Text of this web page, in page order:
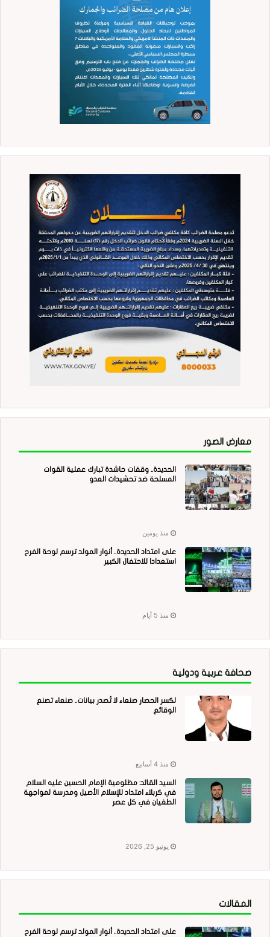
معارض الصور
الحديدة.. وقفات حاشدة تبارك عملية القوات
المسلحة ضد تحشيدات العدو
منذ يومين
على امتداد الحديدة.. أنوار المولد ترسم لوحة الفرح
استعدادا للاحتفال الكبير
منذ 5 أيام
صحافة عربية ودولية
لكسر الحصار صنعاء لا تُصدر بيانات.. صنعاء تصنع
الوقائع
منذ 4 أسابيع
السيد القائد: مظلومية الإمام الحسين عليه السلام
في كربلاء امتداد للإسلام الأصيل ومدرسة لمواجهة
الطغيان في كل عصر
يونيو 25, 2026
المقالات
على امتداد الحديدة.. أنوار المولد ترسم لوحة الفرح